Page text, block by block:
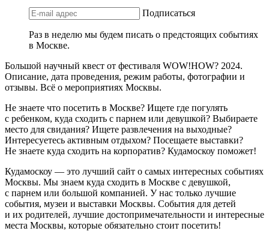
Подписаться
Раз в неделю мы будем писать о предстоящих событиях
в Москве.
Большой научный квест от фестиваля WOW!HOW? 2024.
Описание, дата проведения, режим работы, фотографии и
отзывы. Всё о мероприятиях Москвы.
Не знаете что посетить в Москве? Ищете где погулять
с ребенком, куда сходить с парнем или девушкой? Выбираете
место для свидания? Ищете развлечения на выходные?
Интересуетесь активным отдыхом? Посещаете выставки?
Не знаете куда сходить на корпоратив? Кудамоскоу поможет!
Кудамоскоу — это лучший сайт о самых интересных событиях
Москвы. Мы знаем куда сходить в Москве с девушкой,
с парнем или большой компанией. У нас только лучшие
события, музеи и выставки Москвы. События для детей
и их родителей, лучшие достопримечательности и интересные
места Москвы, которые обязательно стоит посетить!